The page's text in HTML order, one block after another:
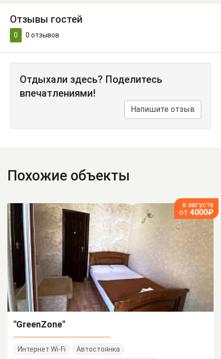
Отзывы гостей
0 0 отзывов
Отдыхали здесь? Поделитесь
впечатлениями!
Напишите отзыв
Похожие объекты
в августе
от 4000₽
"GreenZone"
Интернет Wi-Fi
Автостоянка